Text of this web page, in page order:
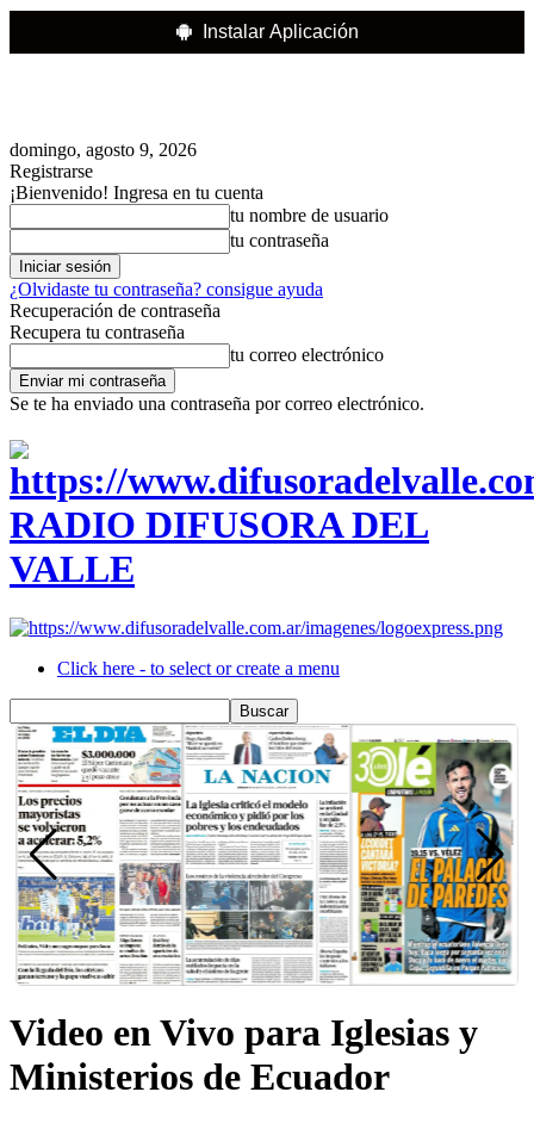
Instalar Aplicación
domingo, agosto 9, 2026
Registrarse
¡Bienvenido! Ingresa en tu cuenta
tu nombre de usuario
tu contraseña
¿Olvidaste tu contraseña? consigue ayuda
Recuperación de contraseña
Recupera tu contraseña
tu correo electrónico
Se te ha enviado una contraseña por correo electrónico.
RADIO DIFUSORA DEL
VALLE
Click here - to select or create a menu
Video en Vivo para Iglesias y
Ministerios de Ecuador